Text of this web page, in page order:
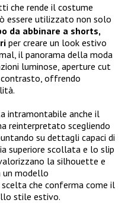
che rende il costume
essere utilizzato non solo
da abbinare a shorts,
per creare un look estivo
il panorama della moda
luminose, aperture cut
offrendo
intramontabile anche il
reinterpretato scegliendo
su dettagli capaci di
superiore scollata e lo slip
la silhouette e
un modello
che conferma come il
stile estivo.